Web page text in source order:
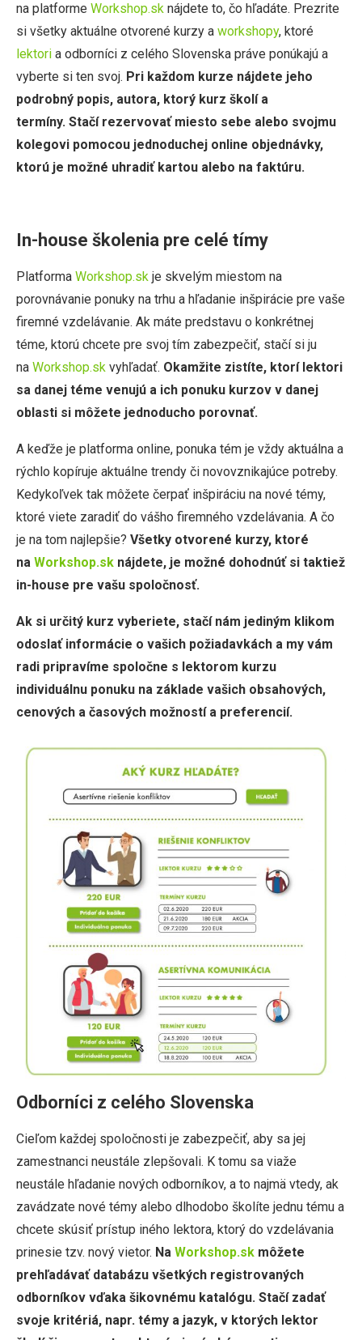
na platforme Workshop.sk nájdete to, čo hľadáte. Prezrite
si všetky aktuálne otvorené kurzy a workshopy, ktoré
lektori a odborníci z celého Slovenska práve ponúkajú a
vyberte si ten svoj. Pri každom kurze nájdete jeho
podrobný popis, autora, ktorý kurz školí a
termíny. Stačí rezervovať miesto sebe alebo svojmu
kolegovi pomocou jednoduchej online objednávky,
ktorú je možné uhradiť kartou alebo na faktúru.
In-house školenia pre celé tímy
Platforma Workshop.sk je skvelým miestom na
porovnávanie ponuky na trhu a hľadanie inšpirácie pre vaše
firemné vzdelávanie. Ak máte predstavu o konkrétnej
téme, ktorú chcete pre svoj tím zabezpečiť, stačí si ju
na Workshop.sk vyhľadať. Okamžite zistíte, ktorí lektori
sa danej téme venujú a ich ponuku kurzov v danej
oblasti si môžete jednoducho porovnať.
A keďže je platforma online, ponuka tém je vždy aktuálna a
rýchlo kopíruje aktuálne trendy či novovznikajúce potreby.
Kedykoľvek tak môžete čerpať inšpiráciu na nové témy,
ktoré viete zaradiť do vášho firemného vzdelávania. A čo
je na tom najlepšie? Všetky otvorené kurzy, ktoré
na Workshop.sk nájdete, je možné dohodnúť si taktiež
in-house pre vašu spoločnosť.
Ak si určitý kurz vyberiete, stačí nám jediným klikom
odoslať informácie o vašich požiadavkách a my vám
radi pripravíme spoločne s lektorom kurzu
individuálnu ponuku na základe vašich obsahových,
cenových a časových možností a preferencií.
Odborníci z celého Slovenska
Cieľom každej spoločnosti je zabezpečiť, aby sa jej
zamestnanci neustále zlepšovali. K tomu sa viaže
neustále hľadanie nových odborníkov, a to najmä vtedy, ak
zavádzate nové témy alebo dlhodobo školíte jednu tému a
chcete skúsiť prístup iného lektora, ktorý do vzdelávania
prinesie tzv. nový vietor. Na Workshop.sk môžete
prehľadávať databázu všetkých registrovaných
odborníkov vďaka šikovnému katalógu. Stačí zadať
svoje kritériá, napr. témy a jazyk, v ktorých lektor